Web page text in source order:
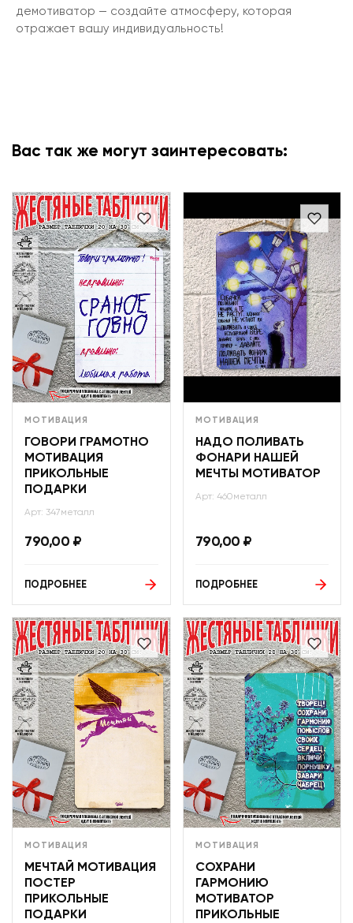
демотиватор — создайте атмосферу, которая
отражает вашу индивидуальность!
Вас так же могут заинтересовать:
МОТИВАЦИЯ
ГОВОРИ ГРАМОТНО
МОТИВАЦИЯ
ПРИКОЛЬНЫЕ
ПОДАРКИ
Арт: 347металл
790,00 ₽
ПОДРОБНЕЕ
МОТИВАЦИЯ
НАДО ПОЛИВАТЬ
ФОНАРИ НАШЕЙ
МЕЧТЫ МОТИВАТОР
Арт: 460металл
790,00 ₽
ПОДРОБНЕЕ
МОТИВАЦИЯ
МЕЧТАЙ МОТИВАЦИЯ
ПОСТЕР
ПРИКОЛЬНЫЕ
ПОДАРКИ
МОТИВАЦИЯ
СОХРАНИ
ГАРМОНИЮ
МОТИВАТОР
ПРИКОЛЬНЫЕ